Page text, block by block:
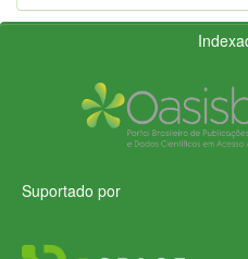
Suportado por